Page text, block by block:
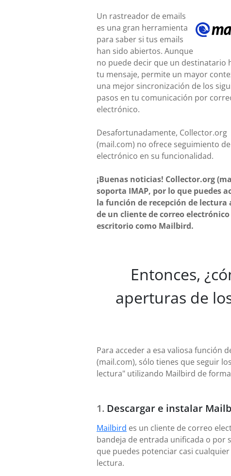
Un rastreador de emails
es una gran herramienta
para saber si tus emails
han sido abiertos. Aunque
no puede decir que un destinatario
tu mensaje, permite un mayor
una mejor sincronización de los
pasos en tu comunicación por
electrónico.
Desafortunadamente, Collector.org
(mail.com) no ofrece seguimiento
electrónico en su funcionalidad.
¡Buenas noticias! Collector.org
soporta IMAP, por lo que puedes
la función de recepción de lectura
de un cliente de correo electrónico
escritorio como Mailbird.
Entonces,
aperturas de
Para acceder a esa valiosa función
(mail.com), sólo tienes que seguir
lectura" utilizando Mailbird de
Descargar e instalar
Mailbird es un cliente de correo
bandeja de entrada unificada o por
que puedes potenciar casi
lectura.